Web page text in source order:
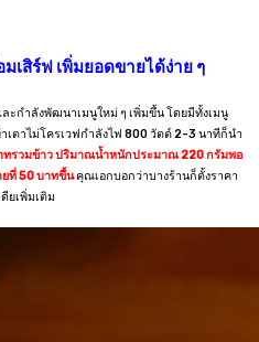
เสิร์ฟ เพิ่มยอดขายได้ง่าย ๆ
ะกำลังพัฒนาเมนูใหม่ ๆ เพิ่มขึ้น โดยมีทั้งเมนู
เตาไม่โครเวฟกำลังไฟ 800 วัตต์ 2-3 นาทีก็นำ
ทรวมข้าว ปริมาณน้ำหนักประมาณ 220 กรัมพอ
ยที่ 50 บาทขึ้นคุณเอกบอกว่าบางร้านก็ตั้งราคา
ยเพิ่มเติม